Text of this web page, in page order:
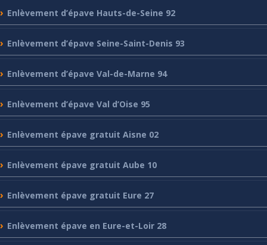
Enlèvement d’épave Hauts-de-Seine 92
Enlèvement d’épave Seine-Saint-Denis 93
Enlèvement d’épave Val-de-Marne 94
Enlèvement d’épave Val d’Oise 95
Enlèvement épave gratuit Aisne 02
Enlèvement épave gratuit Aube 10
Enlèvement épave gratuit Eure 27
Enlèvement épave en Eure-et-Loir 28